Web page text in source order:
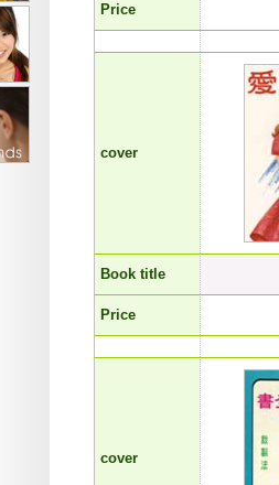
Price
cover
Book title
Price
cover